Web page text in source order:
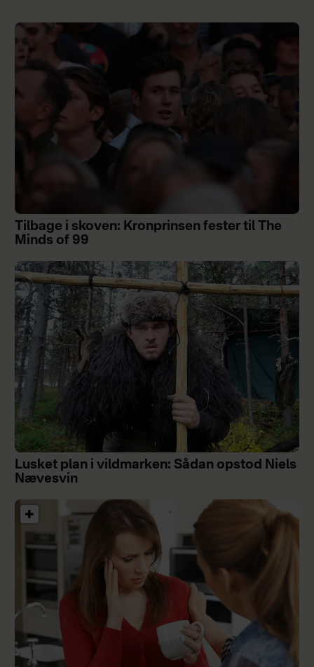
Tilbage i skoven: Kronprinsen fester til The
Minds of 99
Lusket plan i vildmarken: Sådan opstod Niels
Nævesvin